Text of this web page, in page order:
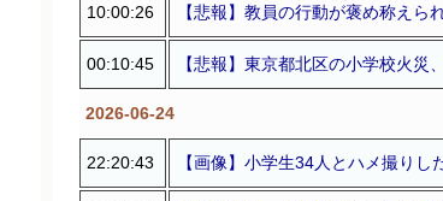
10:00:26 【悲報】教員の行動が褒め称え
00:10:45 【悲報】東京都北区の小学校火
2026-06-24
22:20:43 【画像】小学生34人とハメ撮り